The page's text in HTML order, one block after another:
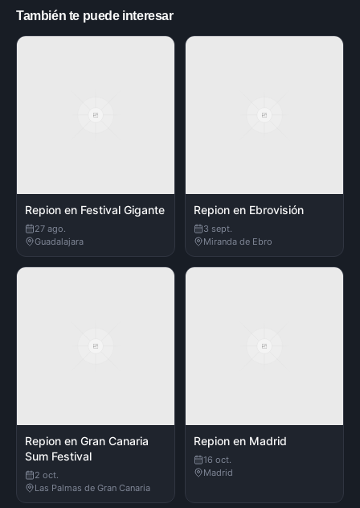
También te puede interesar
Repion en Festival Gigante
27 ago.
Guadalajara
Repion en Ebrovisión
3 sept.
Miranda de Ebro
Repion en Gran Canaria
Sum Festival
2 oct.
Las Palmas de Gran Canaria
Repion en Madrid
16 oct.
Madrid